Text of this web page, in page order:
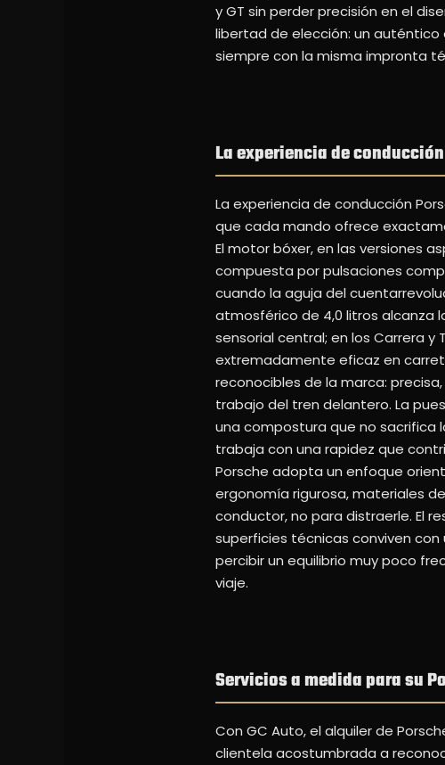
y GT sin perder precisión en el
libertad de elección: un auténtico
siempre con la misma impronta
La experiencia de
La experiencia de conducción
que cada mando ofrece
El motor bóxer, en las versiones
compuesta por pulsaciones
cuando la aguja del
atmosférico de 4,0 litros alcanza
sensorial central; en los Carrera
extremadamente eficaz en
reconocibles de la marca:
trabajo del tren delantero. La
una compostura que no sacrifica
trabaja con una rapidez que
Porsche adopta un enfoque
ergonomía rigurosa, materiales
conductor, no para distraerle. El
superficies técnicas conviven con
percibir un equilibrio muy poco
viaje.
Servicios a medida para su
Con GC Auto, el alquiler de
clientela acostumbrada a